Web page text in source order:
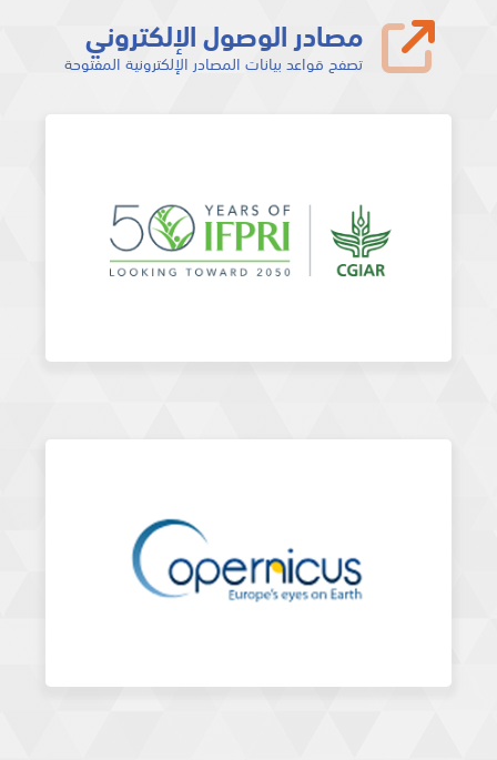
مصادر الوصول الإلكتروني
تصفح قواعد بيانات المصادر الإلكترونية المفتوحة